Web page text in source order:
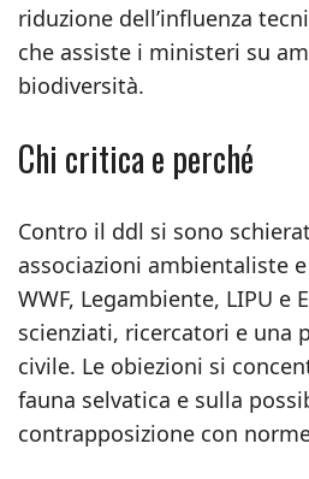
riduzione dell’influenza
che assiste i ministeri su
biodiversità.
Chi critica e perché
Contro il ddl si sono
associazioni ambientaliste
WWF, Legambiente, LIPU e
scienziati, ricercatori e una
civile. Le obiezioni si
fauna selvatica e sulla
contrapposizione con